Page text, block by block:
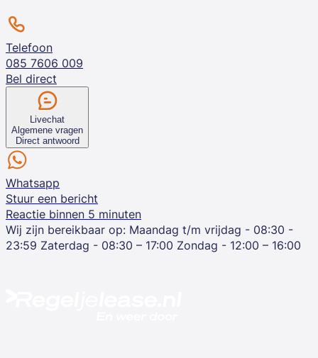
Telefoon
085 7606 009
Bel direct
Livechat
Algemene vragen
Direct antwoord
Whatsapp
Stuur een bericht
Reactie binnen 5 minuten
Wij zijn bereikbaar op: Maandag t/m vrijdag - 08:30 -
23:59 Zaterdag - 08:30 – 17:00 Zondag - 12:00 – 16:00